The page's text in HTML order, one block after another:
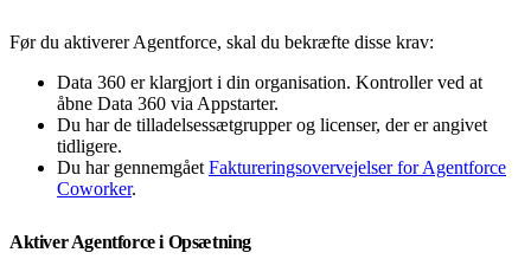
Før du aktiverer Agentforce, skal du bekræfte disse krav:
Data 360 er klargjort i din organisation. Kontroller ved at
åbne Data 360 via Appstarter.
Du har de tilladelsessætgrupper og licenser, der er angivet
tidligere.
Du har gennemgået Faktureringsovervejelser for Agentforce
Coworker.
Aktiver Agentforce i Opsætning